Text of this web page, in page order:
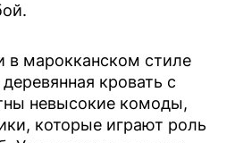
в марокканском стиле
кровать с
невысокие комоды,
которые играют роль